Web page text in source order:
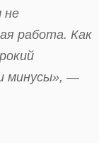
не
работа. Как
минусы», —